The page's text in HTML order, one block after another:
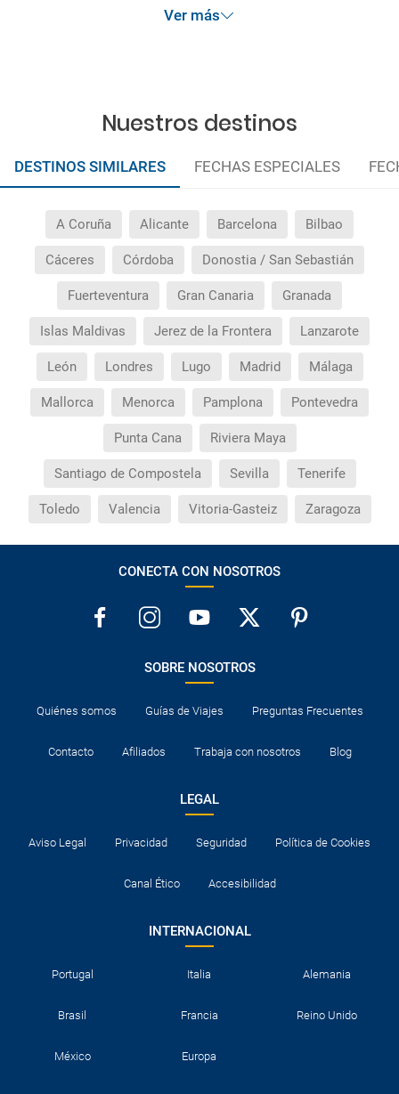
Ver más
Nuestros destinos
DESTINOS SIMILARES FECHAS ESPECIALES
A Coruña Alicante Barcelona Bilbao
Cáceres Córdoba Donostia / San Sebastián
Fuerteventura Gran Canaria Granada
Islas Maldivas Jerez de la Frontera Lanzarote
León Londres Lugo Madrid Málaga
Mallorca Menorca Pamplona Pontevedra
Punta Cana Riviera Maya
Santiago de Compostela Sevilla Tenerife
Toledo Valencia Vitoria-Gasteiz Zaragoza
CONECTA CON NOSOTROS
SOBRE NOSOTROS
Quiénes somos Guías de Viajes Preguntas Frecuentes
Contacto Afiliados Trabaja con nosotros Blog
LEGAL
Aviso Legal Privacidad Seguridad Política de Cookies
Canal Ético Accesibilidad
INTERNACIONAL
Portugal Italia Alemania
Brasil Francia Reino Unido
México Europa